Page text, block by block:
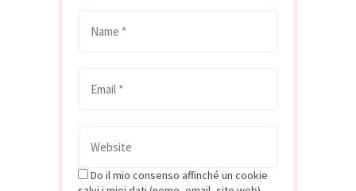
Do il mio consenso affinché un cookie